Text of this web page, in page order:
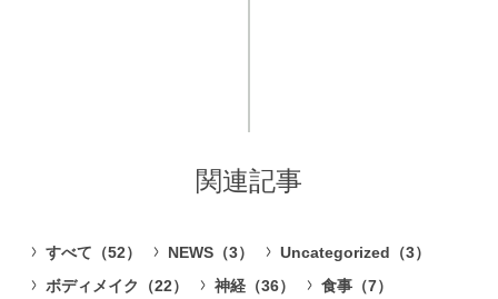
関連記事
すべて（52） NEWS（3）
Uncategorized（3）
ボディメイク（22）
神経（36） 食事（7）